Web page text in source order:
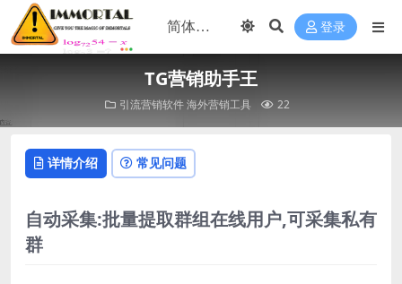
登录
TG营销助手王
引流营销软件海外营销工具 22
详情介绍 常见问题
自动采集:批量提取群组在线用户,可采集私有
群